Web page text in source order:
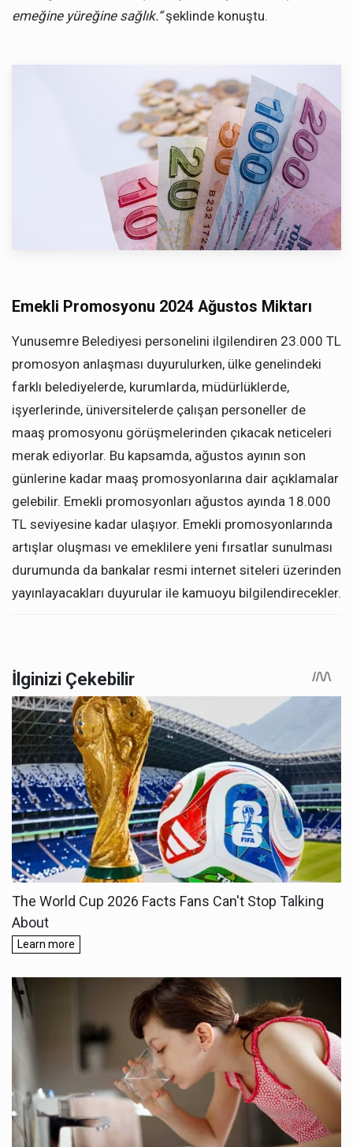
emeğine yüreğine sağlık.“şeklinde konuştu.
Emekli Promosyonu 2024 Ağustos Miktarı
Yunusemre Belediyesi personelini ilgilendiren 23.000 TL
promosyon anlaşması duyurulurken, ülke genelindeki
farklı belediyelerde, kurumlarda, müdürlüklerde,
işyerlerinde, üniversitelerde çalışan personeller de
maaş promosyonu görüşmelerinden çıkacak neticeleri
merak ediyorlar. Bu kapsamda, ağustos ayının son
günlerine kadar maaş promosyonlarına dair açıklamalar
gelebilir. Emekli promosyonları ağustos ayında 18.000
TL seviyesine kadar ulaşıyor. Emekli promosyonlarında
artışlar oluşması ve emeklilere yeni fırsatlar sunulması
durumunda da bankalar resmi internet siteleri üzerinden
yayınlayacakları duyurular ile kamuoyu bilgilendirecekler.